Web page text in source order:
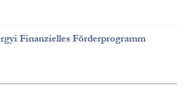
Finanzielles Förderprogramm